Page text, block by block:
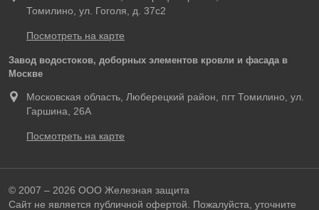
Томилино, ул. Гоголя, д. 37с2
Посмотреть на карте
Завод водостоков, доборных элементов кровли и фасада в
Москве
Московская область, Люберецкий район, пгт Томилино, ул.
Гаршина, 26А
Посмотреть на карте
© 2007 – 2026 ООО Железная защита
Сайт не является публичной офертой. Пожалуйста, уточните